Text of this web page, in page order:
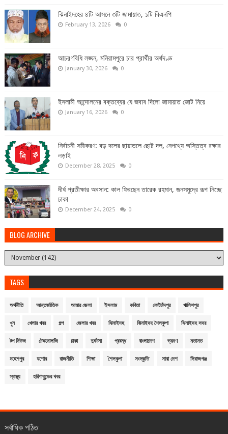
ঝিনাইদহের ৪টি আসনে ৩টি জামায়াত, ১টি বিএনপি
February 13, 2026 0
আচরণবিধি লঙ্ঘন, মনিরামপুরে চার প্রার্থীর অর্থদণ্ড
January 30, 2026 0
ইসলামী আন্দোলনের বক্তব্যের যে জবাব দিলো জামায়াত জোট নিয়ে
January 16, 2026 0
নির্বাচনী সমীকরণ: বড় দলের ছায়াতলে ছোট দল, নেপথ্যে অস্তিত্ব রক্ষার
লড়াই
December 28, 2025 0
দীর্ঘ প্রতীক্ষার অবসান: কাল ফিরছেন তারেক রহমান, জনসমুদ্রে রূপ নিচ্ছে
ঢাকা
December 24, 2025 0
BLOG ARCHIVE
TAGS
অর্থনীতি আন্তর্জাতিক আমার জেলা ইসলাম কবিতা কোটচাঁদপুর খালিশপুর
খুন খেলার খবর গল্প জেলার খবর ঝিনাইদহ ঝিনাইদহ শৈলকুপা ঝিনাইদহ সদর
টপ নিউজ টেকনোলজি ঢাকা দুর্ঘটনা প্রবন্ধ বাংলাদেশ ভ্রমণ মতামত
মহেশপুর যশোর রাজনীতি শিক্ষা শৈলকুপা সংস্কৃতি সারা দেশ সিরাজগঞ্জ
স্বাস্থ্য হরিণাকুন্ডের খবর
সর্বাধিক পঠিত